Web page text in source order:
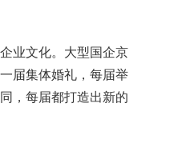
业文化。大型国企京
届集体婚礼，每届举
，每届都打造出新的